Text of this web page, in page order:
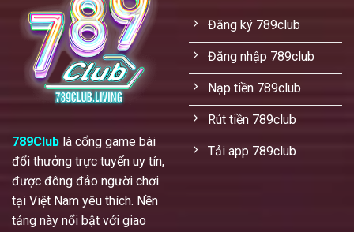
789Club là cổng game bài
đổi thưởng trực tuyến uy tín,
được đông đảo người chơi
tại Việt Nam yêu thích. Nền
tảng này nổi bật với giao
Đăng ký 789club
Đăng nhập 789club
Nạp tiền 789club
Rút tiền 789club
Tải app 789club